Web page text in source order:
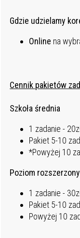
Gdzie udzielamy
Online na
Cennik pakietów
Szkoła średnia
1 zadanie -
Pakiet 5-10
*Powyżej 10
Poziom rozszerzony
1 zadanie -
Pakiet 5-10
Powyżej 10